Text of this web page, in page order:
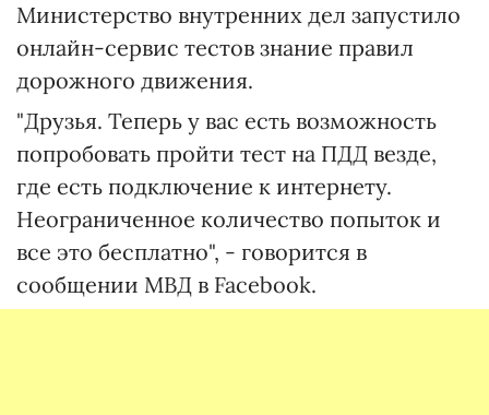
Министерство внутренних дел запустило
онлайн-сервис тестов знание правил
дорожного движения.
"Друзья. Теперь у вас есть возможность
попробовать пройти тест на ПДД везде,
где есть подключение к интернету.
Неограниченное количество попыток и
все это бесплатно", - говорится в
сообщении МВД в Facebook.